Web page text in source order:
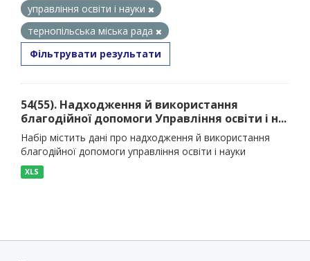
управління освіти і науки
тернопільська міська рада
Фільтрувати результати
54(55). Надходження й використання
благодійної допомоги Управління освіти і н...
Набір містить дані про надходження й використання
благодійної допомоги управління освіти і науки
XLS